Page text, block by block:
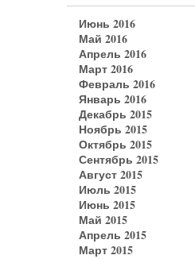
Июнь 2016
Май 2016
Апрель 2016
Март 2016
Февраль 2016
Январь 2016
Декабрь 2015
Ноябрь 2015
Октябрь 2015
Сентябрь 2015
Август 2015
Июль 2015
Июнь 2015
Май 2015
Апрель 2015
Март 2015